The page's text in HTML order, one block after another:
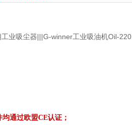
业吸尘器|||G-winner工业吸油机Oil-220
通过欧盟CE认证；